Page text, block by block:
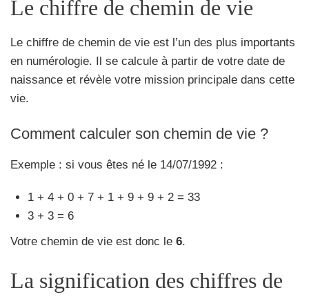
Le chiffre de chemin de vie
Le chiffre de chemin de vie est l’un des plus importants
en numérologie. Il se calcule à partir de votre date de
naissance et révèle votre mission principale dans cette
vie.
Comment calculer son chemin de vie ?
Exemple : si vous êtes né le 14/07/1992 :
1 + 4 + 0 + 7 + 1 + 9 + 9 + 2 = 33
3 + 3 = 6
Votre chemin de vie est donc le 6.
La signification des chiffres de